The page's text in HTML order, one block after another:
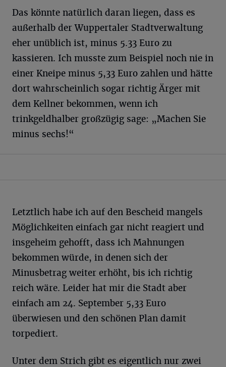
Das könnte natürlich daran liegen, dass es
außerhalb der Wuppertaler Stadtverwaltung
eher unüblich ist, minus 5.33 Euro zu
kassieren. Ich musste zum Beispiel noch nie in
einer Kneipe minus 5,33 Euro zahlen und hätte
dort wahrscheinlich sogar richtig Ärger mit
dem Kellner bekommen, wenn ich
trinkgeldhalber großzügig sage: „Machen Sie
minus sechs!“
Letztlich habe ich auf den Bescheid mangels
Möglichkeiten einfach gar nicht reagiert und
insgeheim gehofft, dass ich Mahnungen
bekommen würde, in denen sich der
Minusbetrag weiter erhöht, bis ich richtig
reich wäre. Leider hat mir die Stadt aber
einfach am 24. September 5,33 Euro
überwiesen und den schönen Plan damit
torpediert.
Unter dem Strich gibt es eigentlich nur zwei